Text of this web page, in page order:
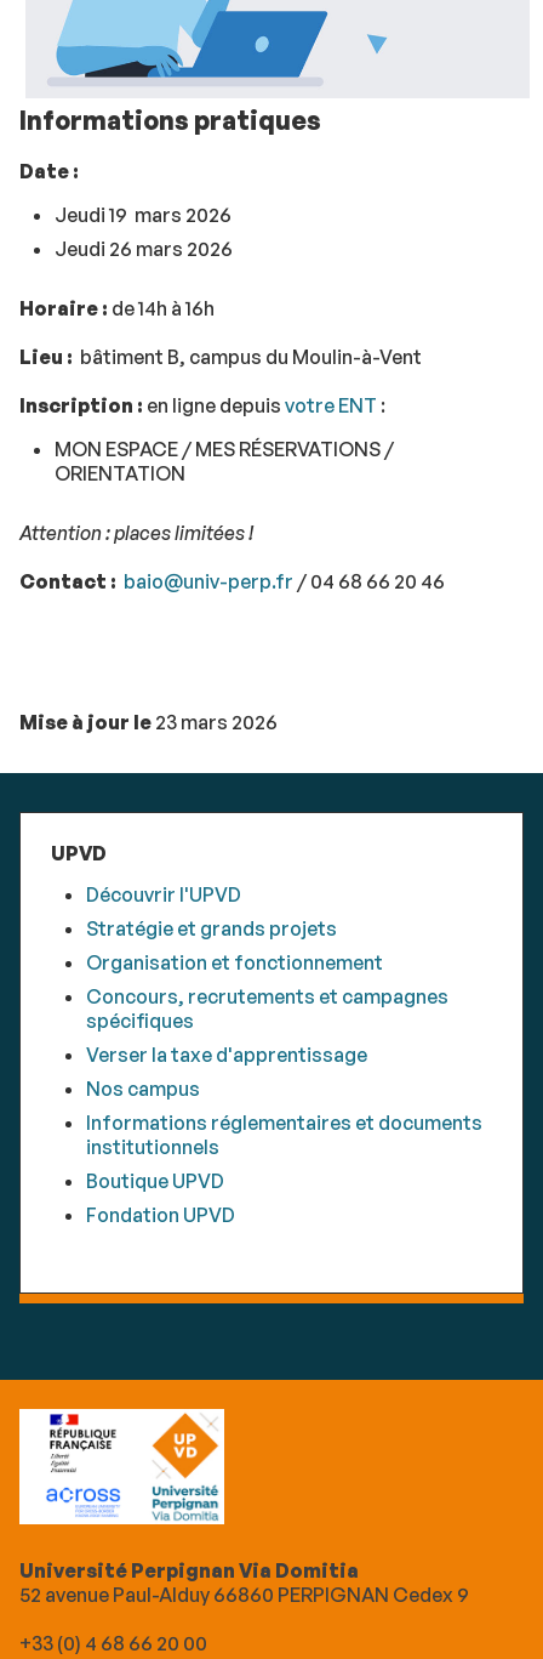
Informations pratiques
Date :
Jeudi 19 mars 2026
Jeudi 26 mars 2026
Horaire : de 14h à 16h
Lieu : bâtiment B, campus du Moulin-à-Vent
Inscription : en ligne depuis votre ENT :
MON ESPACE / MES RÉSERVATIONS /
ORIENTATION
Attention : places limitées !
Contact : baio@univ-perp.fr / 04 68 66 20 46
Mise à jour le 23 mars 2026
UPVD
Découvrir l'UPVD
Stratégie et grands projets
Organisation et fonctionnement
Concours, recrutements et campagnes
spécifiques
Verser la taxe d'apprentissage
Nos campus
Informations réglementaires et documents
institutionnels
Boutique UPVD
Fondation UPVD
Université Perpignan Via Domitia
52 avenue Paul-Alduy 66860 PERPIGNAN Cedex 9
+33 (0) 4 68 66 20 00